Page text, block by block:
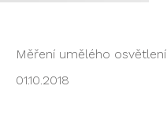
Měření umělého osvětlení
01.10.2018